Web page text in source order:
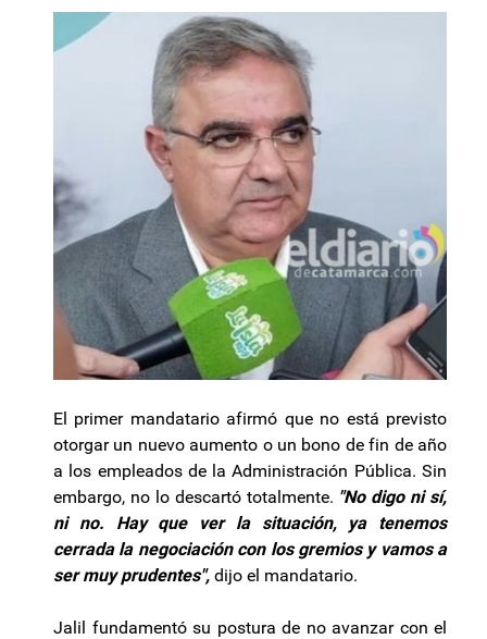
El primer mandatario afirmó que no está previsto
otorgar un nuevo aumento o un bono de fin de año
a los empleados de la Administración Pública. Sin
embargo, no lo descartó totalmente. "No digo ni sí,
ni no. Hay que ver la situación, ya tenemos
cerrada la negociación con los gremios y vamos a
ser muy prudentes", dijo el mandatario.
Jalil fundamentó su postura de no avanzar con el